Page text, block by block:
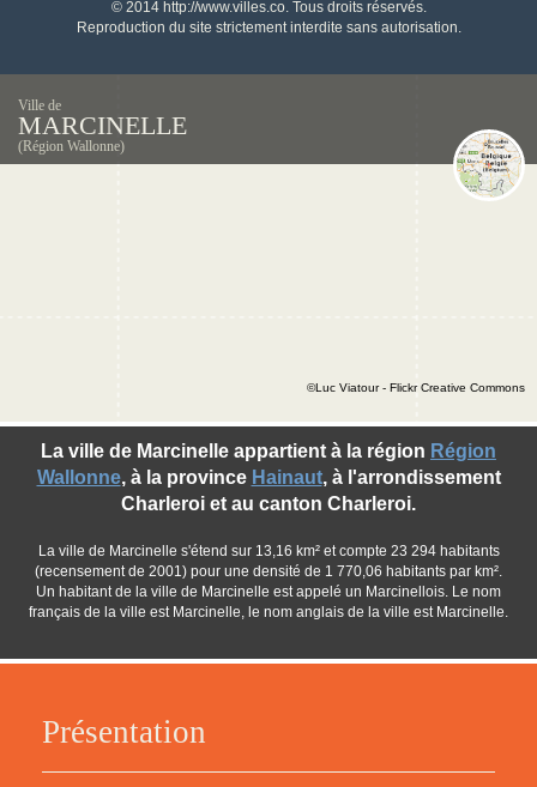
© 2014 http://www.villes.co. Tous droits réservés.
Reproduction du site strictement interdite sans autorisation.
Ville de
MARCINELLE
(Région Wallonne)
Présentation
La ville de Marcinelle appartient à la région Région
Wallonne, à la province Hainaut, à l'arrondissement
Charleroi et au canton Charleroi.
La ville de Marcinelle s'étend sur 13,16 km² et compte 23 294 habitants
(recensement de 2001) pour une densité de 1 770,06 habitants par km².
Un habitant de la ville de Marcinelle est appelé un Marcinellois. Le nom
français de la ville est Marcinelle, le nom anglais de la ville est Marcinelle.
©Luc Viatour - Flickr Creative Commons